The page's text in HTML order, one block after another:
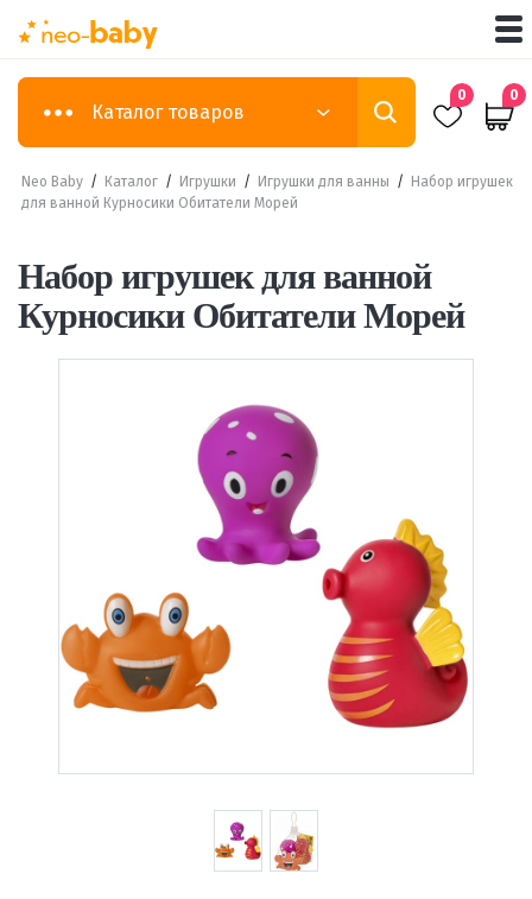
Каталог товаров
0 0
Neo Baby / Каталог / Игрушки / Игрушки для ванны /
Набор игрушек
для ванной Курносики Обитатели Морей
Набор игрушек для ванной
Курносики Обитатели Морей